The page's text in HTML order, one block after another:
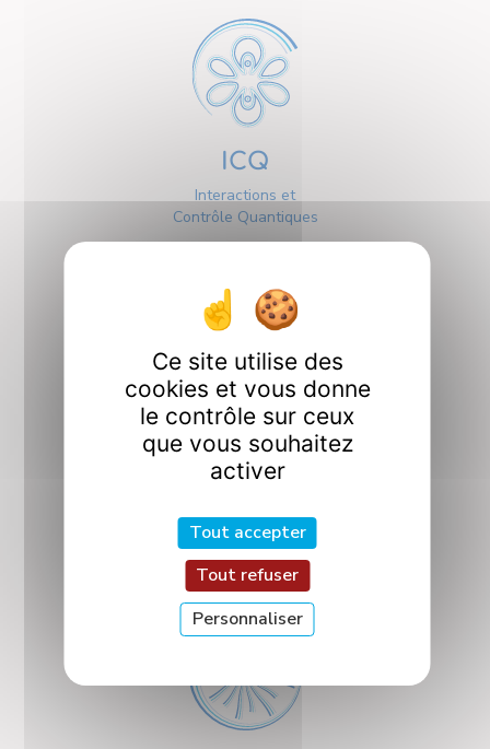
ICQ
Interactions et
Contrôle Quantiques
Interfaces
Nanosciences
Ce site utilise des
cookies et vous donne
le contrôle sur ceux
que vous souhaitez
activer
Tout accepter
Tout refuser
Personnaliser